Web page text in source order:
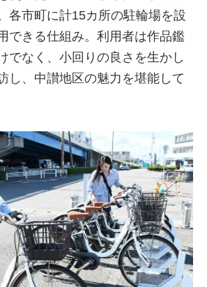
各市町に計15カ所の駐輪場を設
できる仕組み。利用者は作品鑑
でなく、小回りの良さを生かし
し、中讃地区の魅力を堪能して